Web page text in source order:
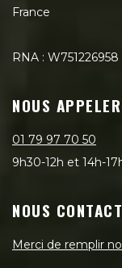
France
RNA : W751226958
NOUS APPELER
01 79 97 70 50
9h30-12h et 14h-
NOUS
Merci de remplir